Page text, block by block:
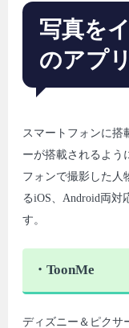
写真を
のアプ
スマートフォンに搭
ーが搭載されるよう
フォンで撮影した人
るiOS、Android両対
す。
・ToonMe
ディズニー＆ピクサ